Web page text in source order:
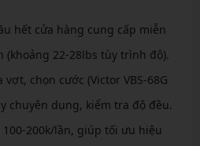
hết cửa hàng cung cấp miễn
22-28lbs tùy trình độ).
chọn cước (Victor VBS-68G
chuyên dụng, kiểm tra độ đều.
200k/lần, giúp tối ưu hiệu